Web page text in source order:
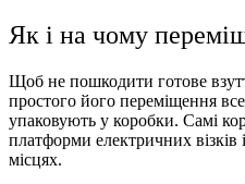
Як і на чому
Щоб не пошкодити готове
простого його переміщення
упаковують у коробки. Самі
платформи електричних візків
місцях.